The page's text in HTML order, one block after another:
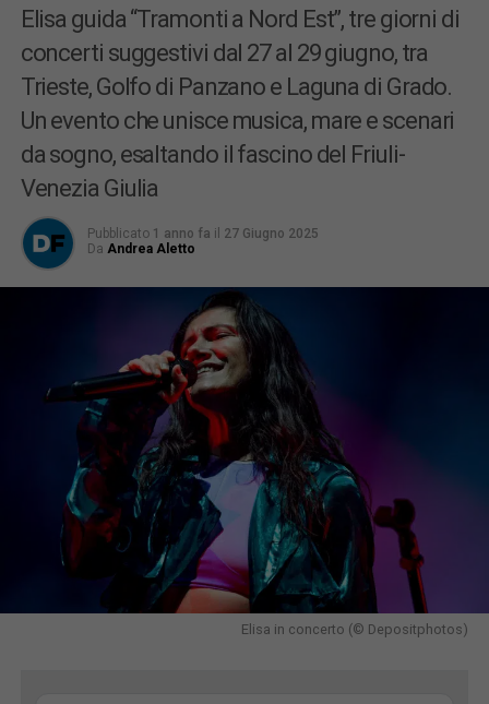
Elisa guida “Tramonti a Nord Est”, tre giorni di
concerti suggestivi dal 27 al 29 giugno, tra
Trieste, Golfo di Panzano e Laguna di Grado.
Un evento che unisce musica, mare e scenari
da sogno, esaltando il fascino del Friuli-
Venezia Giulia
Pubblicato 1 anno fa il 27 Giugno 2025
Da Andrea Aletto
Elisa in concerto (© Depositphotos)